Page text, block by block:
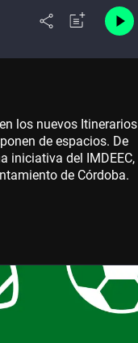
los nuevos Itinerarios
de espacios. De
iniciativa del IMDEEC,
de Córdoba.